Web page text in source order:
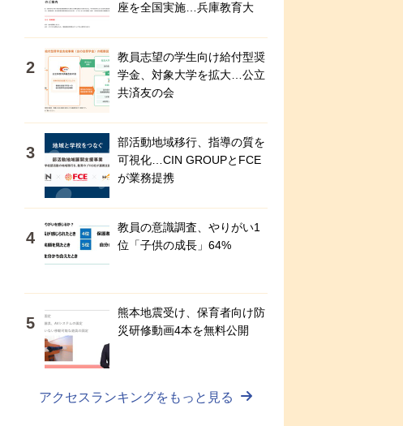
座を全国実施…兵庫教育大
教員志望の学生向け給付型奨
学金、対象大学を拡大…公立
共済友の会
部活動地域移行、指導の質を
可視化…CIN GROUPとFCE
が業務提携
教員の意識調査、やりがい1
位「子供の成長」64%
熊本地震受け、保育者向け防
災研修動画4本を無料公開
アクセスランキングをもっと見る